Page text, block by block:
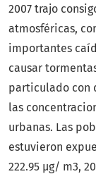
2007 trajo
atmosféricas,
importantes
causar
particulado con
las
urbanas. Las
estuvieron
222.95 μg/ m3,